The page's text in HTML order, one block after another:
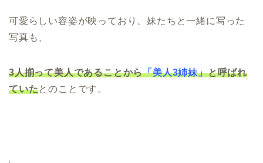
可愛らしい容姿が映っており、妹たちと一緒に写った
写真も、
3人揃って美人であることから「美人3姉妹」と呼ばれ
ていたとのことです。